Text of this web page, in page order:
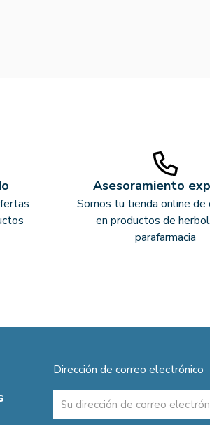
Asesoramiento
Somos tu tienda online de
en productos de
parafarmacia
Dirección de correo electrónico